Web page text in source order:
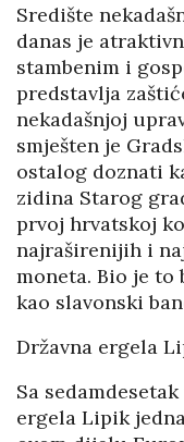
Središte
danas je
stambenim i
predstavlja
nekadašnjoj
smješten je
ostalog doznati
zidina Starog
prvoj hrvatskoj
najraširenijih i
moneta. Bio je to
kao slavonski
Državna ergela
Sa
ergela Lipik